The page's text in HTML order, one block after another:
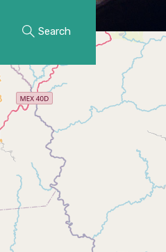
Search